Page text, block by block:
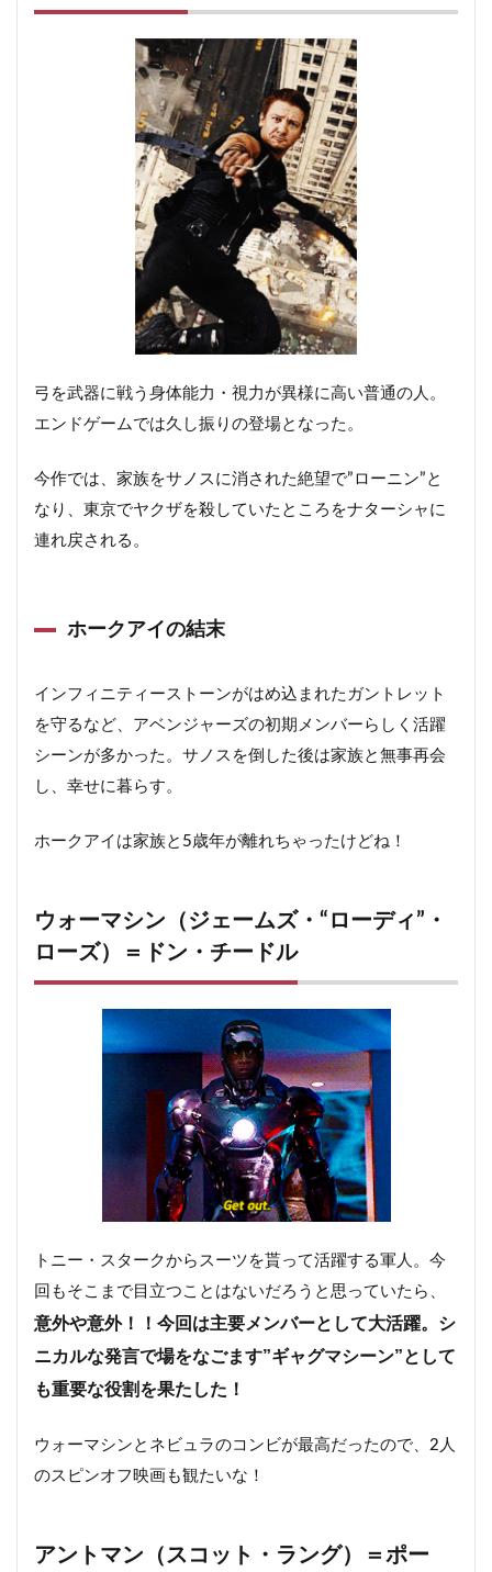
弓を武器に戦う身体能力・視力が異様に高い普通の人。
エンドゲームでは久し振りの登場となった。
今作では、家族をサノスに消された絶望で”ローニン”と
なり、東京でヤクザを殺していたところをナターシャに
連れ戻される。
ホークアイの結末
インフィニティーストーンがはめ込まれたガントレット
を守るなど、アベンジャーズの初期メンバーらしく活躍
シーンが多かった。サノスを倒した後は家族と無事再会
し、幸せに暮らす。
ホークアイは家族と5歳年が離れちゃったけどね！
ウォーマシン（ジェームズ・“ローディ”・
ローズ）＝ドン・チードル
トニー・スタークからスーツを貰って活躍する軍人。今
回もそこまで目立つことはないだろうと思っていたら、
意外や意外！！今回は主要メンバーとして大活躍。シ
ニカルな発言で場をなごます”ギャグマシーン”として
も重要な役割を果たした！
ウォーマシンとネビュラのコンビが最高だったので、2人
のスピンオフ映画も観たいな！
アントマン（スコット・ラング）＝ポー